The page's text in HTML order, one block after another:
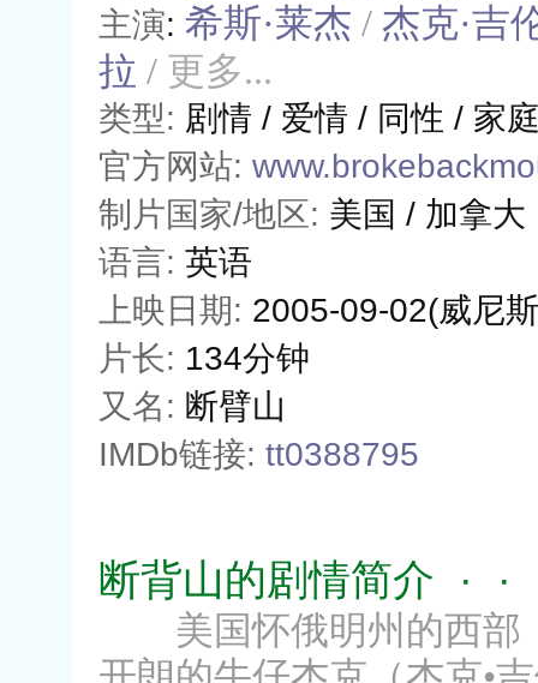
主演: 希斯·莱杰 / 杰克·吉
拉 / 更多...
类型: 剧情 / 爱情 / 同性 / 家
官方网站:
制片国家/地区: 美国 / 加拿大
语言: 英语
上映日期: 2005-09-02(威尼
片长: 134分钟
又名: 断臂山
IMDb链接: tt0388795
断背山的剧情简介 · ·
美国怀俄明州的西部，